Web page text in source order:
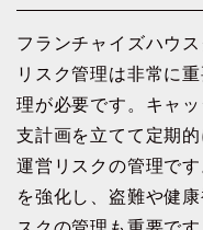
フランチャイズハウ
リスク管理は非常に
理が必要です。キャ
支計画を立てて定期
運営リスクの管理で
を強化し、盗難や健